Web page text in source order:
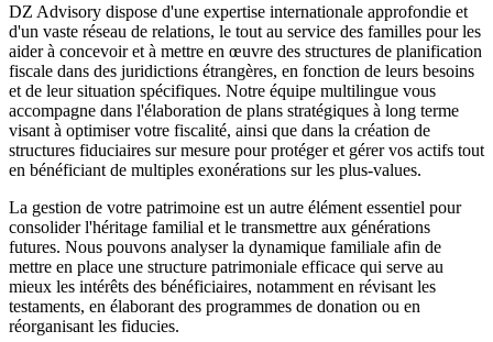
DZ Advisory dispose d'une expertise internationale approfondie et
d'un vaste réseau de relations, le tout au service des familles pour les
aider à concevoir et à mettre en œuvre des structures de planification
fiscale dans des juridictions étrangères, en fonction de leurs besoins
et de leur situation spécifiques. Notre équipe multilingue vous
accompagne dans l'élaboration de plans stratégiques à long terme
visant à optimiser votre fiscalité, ainsi que dans la création de
structures fiduciaires sur mesure pour protéger et gérer vos actifs tout
en bénéficiant de multiples exonérations sur les plus-values.
La gestion de votre patrimoine est un autre élément essentiel pour
consolider l'héritage familial et le transmettre aux générations
futures. Nous pouvons analyser la dynamique familiale afin de
mettre en place une structure patrimoniale efficace qui serve au
mieux les intérêts des bénéficiaires, notamment en révisant les
testaments, en élaborant des programmes de donation ou en
réorganisant les fiducies.